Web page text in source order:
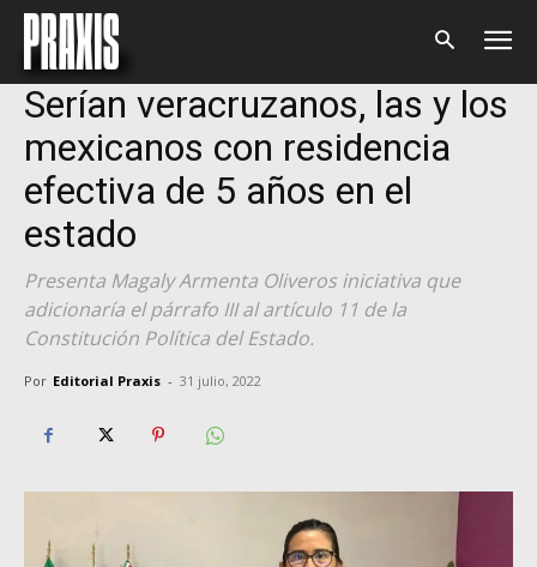
Inicio Cultura Jurídica
Cultura Jurídica
Serían veracruzanos, las y los
mexicanos con residencia
efectiva de 5 años en el
estado
Presenta Magaly Armenta Oliveros iniciativa que
adicionaría el párrafo III al artículo 11 de la
Constitución Política del Estado.
Por Editorial Praxis - 31 julio, 2022